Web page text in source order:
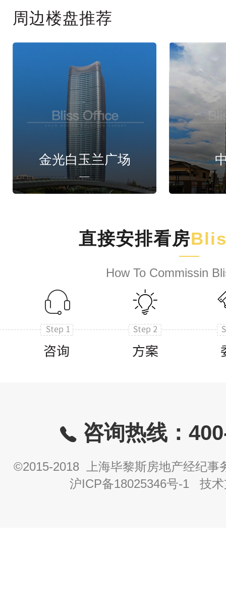
周边楼盘推荐
金光白玉兰广场
直接安排看房
How To Commissin
咨询热线：
©2015-2018 上海毕黎斯房地产经纪事
沪ICP备18025346号-1 技术